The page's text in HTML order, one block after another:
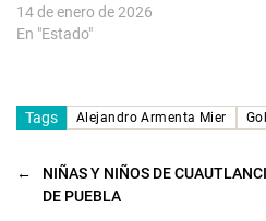
14 de enero de 2026
En "Estado"
Tags Alejandro Armenta Mier
←
NIÑAS Y NIÑOS DE
DE PUEBLA